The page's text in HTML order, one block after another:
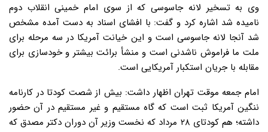
وی به تسخیر لانه جاسوسی که از سوی امام خمینی انقلاب دوم
نامیده شد اشاره کرد و گفت: با افشای اسناد به دست آمده مشخص
شد آنجا لانه جاسوسی است و این خیانت آمریکا در سه مرحله برای
ملت ما فراموش ناشدنی است و منشأ برائت بیشتر و خودسازی برای
مقابله با جریان استکبار آمریکایی است.
امام جمعه موقت تهران اظهار داشت: بیش از شصت کودتا در کارنامه
ننگین آمریکا ثبت است که گاه مستقیم و غیر مستقیم در آن حضور
داشته؛ هم کودتای ۲۸ مرداد که نخست وزیر آن دوران دکتر مصدق که